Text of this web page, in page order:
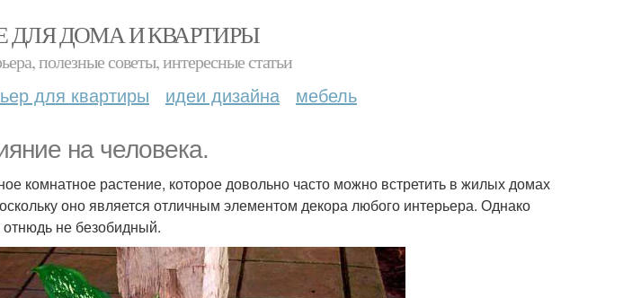
ДЛЯ ДОМА И КВАРТИРЫ
полезные советы, интересные статьи
для квартиры идеи дизайна мебель
на человека.
комнатное растение, которое довольно часто можно встретить в жилых домах
оно является отличным элементом декора любого интерьера. Однако
отнюдь не безобидный.